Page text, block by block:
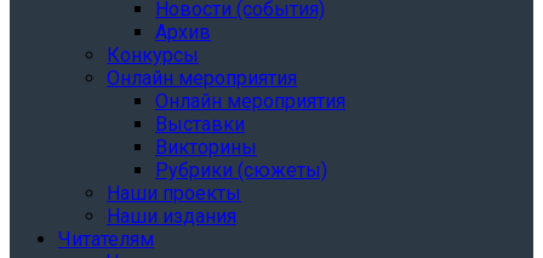
Новости (события)
Архив
Конкурсы
Онлайн мероприятия
Онлайн мероприятия
Выставки
Викторины
Рубрики (сюжеты)
Наши проекты
Наши издания
Читателям